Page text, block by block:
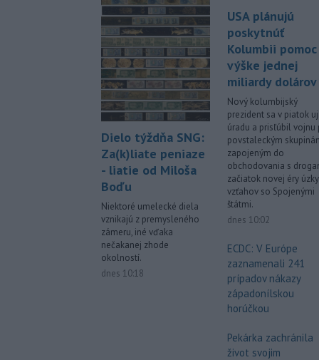
Dielo týždňa SNG:
Za(k)liate peniaze
- liatie od Miloša
Boďu
Niektoré umelecké diela
vznikajú z premysleného
zámeru, iné vďaka
nečakanej zhode
okolností.
dnes 10:18
USA plánujú
poskytnúť
Kolumbii
výške jednej
miliardy dolárov
Nový kolumbijský
prezident sa v piatok
úradu a prisľúbil vojnu
povstaleckým
zapojeným do
obchodovania s
začiatok novej éry
vzťahov so Spojenými
štátmi.
dnes 10:02
ECDC: V Európe
zaznamenali 241
prípadov nákazy
západonílskou
horúčkou
Pekárka zachránila
život svojim